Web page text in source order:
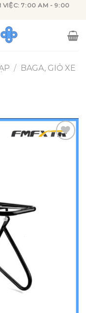
VIỆC: 7:00 AM - 9:00
/ BAGA, GIỎ XE